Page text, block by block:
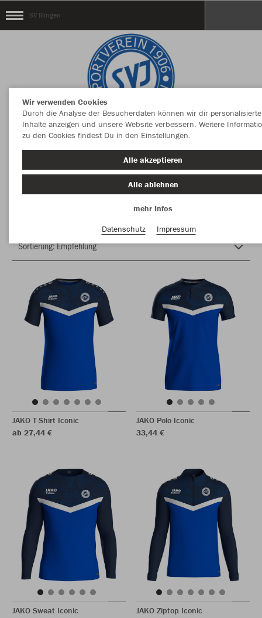
SV Illingen
Herzlich Willkommen im Teamshop SV Illingen
Farbe
JAKO T-Shirt Iconic
ab 27,44 €
JAKO Polo Iconic
33,44 €
JAKO Sweat Iconic
JAKO Ziptop Iconic
Wir verwenden Cookies
Durch die Analyse der Besucherdaten können wir dir personalisierte
Inhalte anzeigen und unsere Website verbessern. Weitere
zu den Cookies findest Du in den Einstellungen.
Alle akzeptieren
Alle ablehnen
mehr Infos
Datenschutz
Impressum